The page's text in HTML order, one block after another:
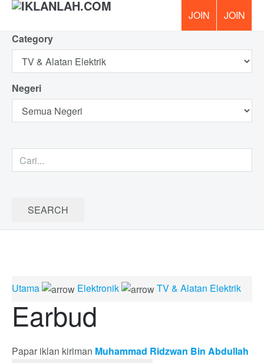
Category
Negeri
Utama Elektronik TV & Alatan Elektrik
Earbud
Papar iklan kiriman Muhammad Ridzwan Bin Abdullah